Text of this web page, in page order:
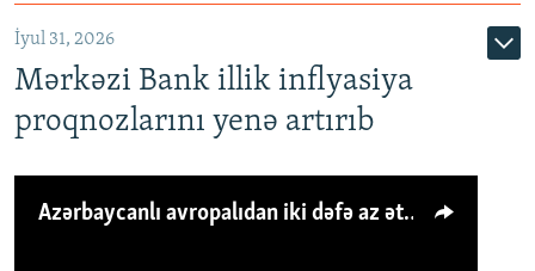
İyul 31, 2026
Mərkəzi Bank illik inflyasiya
proqnozlarını yenə artırıb
Azərbaycanlı avropalıdan iki dəfə az ət yeyir, amma... 'Qiymət artımı qaçılmazdır'